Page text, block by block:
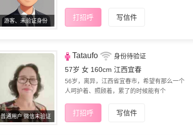
游客、未验证身份 打招呼 写信件
普通用户 微信未验证
Tataufo 身份待验证
57岁 女 160cm 江西宜春
56岁，离异，江西省宜春市，希望有那么一个
人呵护着、照顾着，累了的时候能有个
打招呼 写信件